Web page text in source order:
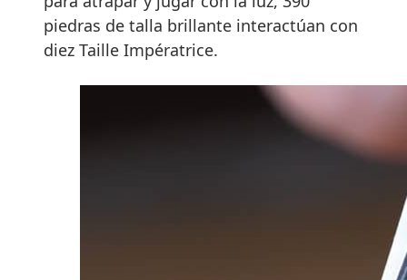
piedras de talla brillante interactúan con
diez Taille Impératrice.